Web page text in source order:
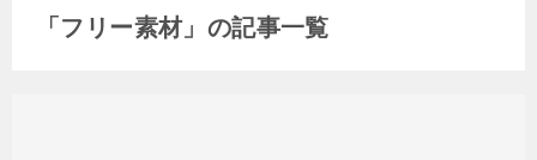
「フリー素材」の記事一覧